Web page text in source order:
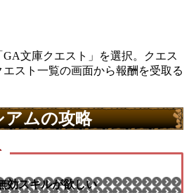
GA文庫クエスト 」を選択。クエス
エスト一覧の画面から報酬を受取る
アムの攻略
効スキルが欲しい